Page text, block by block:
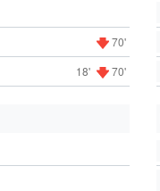
70'
18' 70'